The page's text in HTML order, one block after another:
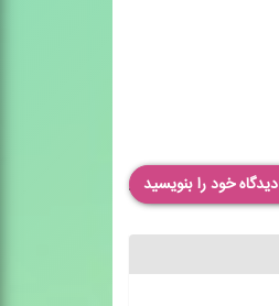
دیدگاه خود را بنویسید